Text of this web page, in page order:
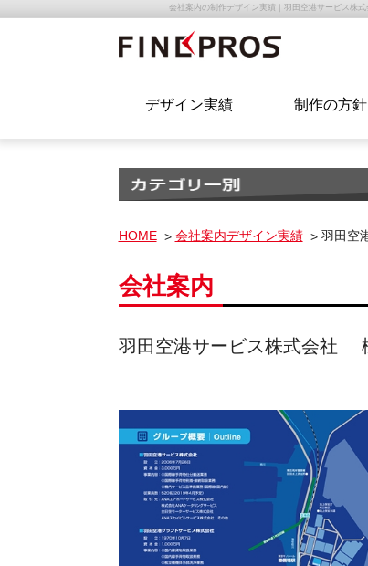
会社案内の制作デザイン実績｜羽田空港サービス株
デザイン実績 制作の方針
HOME 会社案内デザイン実績 羽田空
会社案内
羽田空港サービス株式会社